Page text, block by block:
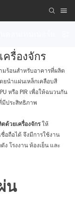
รื่องจักร
ร้อนสำหรับอาคารที่ผลิต
ยนำแผ่นเหล็กเคลือบสี
หรือ PIR เพื่อให้ฉนวนกัน
มีประสิทธิภาพ
ด้วยเครื่องจักรให้
ถือได้ จึงมีการใช้งาน
โรงงาน ห้องเย็น และ
น